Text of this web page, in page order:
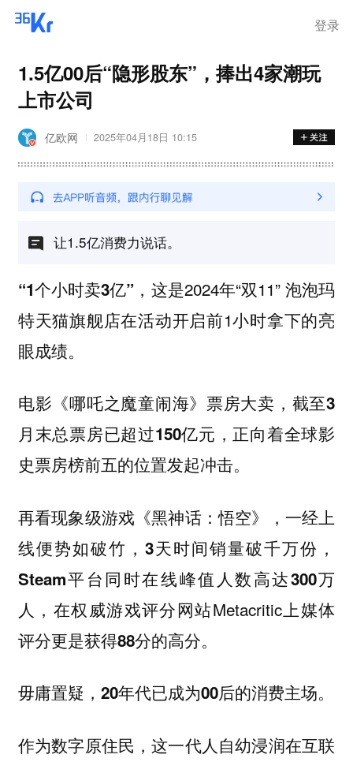
登录
1.5亿00后“隐形股东”，捧出4家潮玩
上市公司
亿欧网 2025年04月18日 10:15
让1.5亿消费力说话。
“1个小时卖3亿”， 这是2024年“双11” 泡泡玛
特天猫旗舰店在活动开启前1小时拿下的亮
眼成绩。
电影《哪吒之魔童闹海》票房大卖， 截至3
月末总票房已超过150亿元， 正向着全球影
史票房榜前五的位置发起冲击。
再看现象级游戏《黑神话：悟空》，一经上
线便势如破竹， 3天时间销量破千万份，
Steam平台同时在线峰值人数高达300万
人， 在权威游戏评分网站Metacritic上媒体
评分更是获得88分的高分。
毋庸置疑，20年代已成为00后的消费主场。
作为数字原住民，这一代人自幼浸润在互联